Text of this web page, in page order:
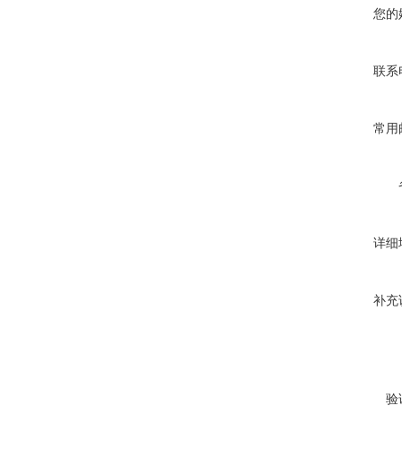
您的
联系
常用
详细
补充
验